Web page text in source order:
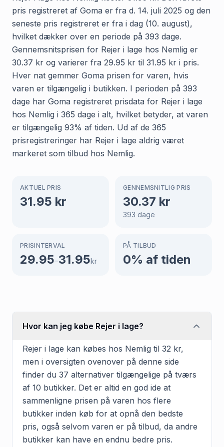
pris registreret af Goma er fra d. 14. juli 2025 og den
seneste pris registreret er fra i dag (10. august),
hvilket dækker over en periode på 393 dage.
Gennemsnitsprisen for Rejer i lage hos Nemlig er
30.37 kr og varierer fra 29.95 kr til 31.95 kr i pris.
Hver nat gemmer Goma prisen for varen, hvis
varen er tilgængelig i butikken. I perioden på 393
dage har Goma registreret prisdata for Rejer i lage
hos Nemlig i 365 dage i alt, hvilket betyder, at varen
er tilgængelig 93% af tiden. Ud af de 365
prisregistreringer har Rejer i lage aldrig været
markeret som tilbud hos Nemlig.
AKTUEL PRIS
31.95 kr
GENNEMSNITLIG PRIS
30.37 kr
393 dage
PRISINTERVAL
29.95–31.95kr
PÅ TILBUD
0% af tiden
Hvor kan jeg købe Rejer i lage?
Rejer i lage kan købes hos Nemlig til 32 kr,
men i oversigten ovenover på denne side
finder du 37 alternativer tilgængelige på tværs
af 10 butikker. Det er altid en god ide at
sammenligne prisen på varen hos flere
butikker inden køb for at opnå den bedste
pris, også selvom varen er på tilbud, da andre
butikker kan have en endnu bedre pris.